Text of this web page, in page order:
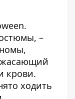
–
крови.
ходить